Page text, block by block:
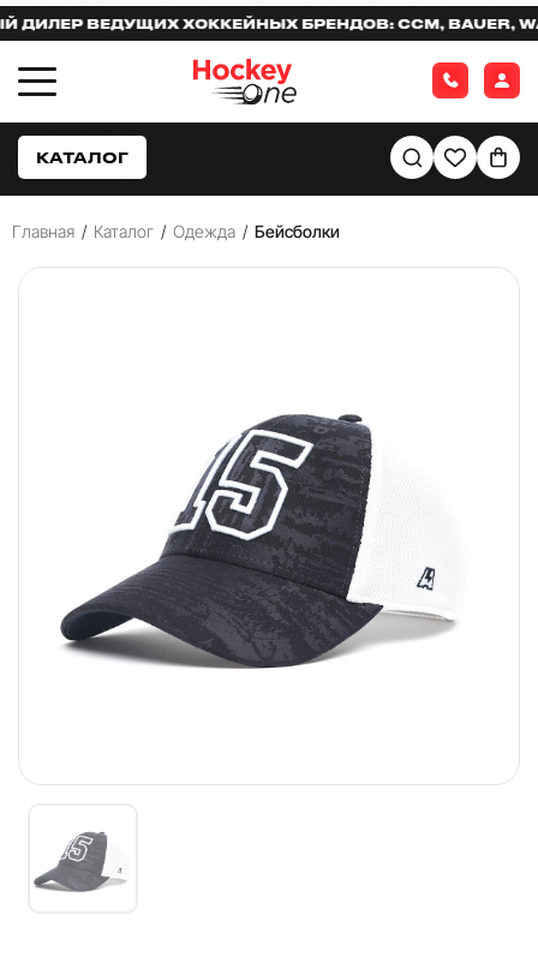
ВЕДУЩИХ ХОККЕЙНЫХ БРЕНДОВ: CCM, BAUER,
КАТАЛОГ
Главная / Каталог / Одежда / Бейсболки